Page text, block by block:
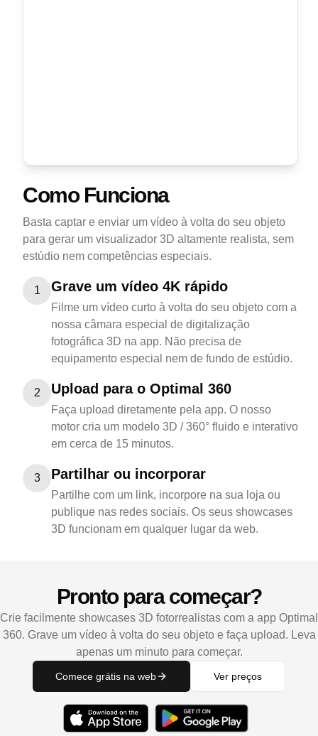
Como Funciona
Basta captar e enviar um vídeo à volta do seu objeto
para gerar um visualizador 3D altamente realista, sem
estúdio nem competências especiais.
1 Grave um vídeo 4K rápido
Filme um vídeo curto à volta do seu objeto com a
nossa câmara especial de digitalização
fotográfica 3D na app. Não precisa de
equipamento especial nem de fundo de estúdio.
2 Upload para o Optimal 360
Faça upload diretamente pela app. O nosso
motor cria um modelo 3D / 360° fluido e interativo
em cerca de 15 minutos.
3 Partilhar ou incorporar
Partilhe com um link, incorpore na sua loja ou
publique nas redes sociais. Os seus showcases
3D funcionam em qualquer lugar da web.
Pronto para começar?
Crie facilmente showcases 3D fotorrealistas com a app Optimal
360. Grave um vídeo à volta do seu objeto e faça upload. Leva
apenas um minuto para começar.
Comece grátis na web Ver preços